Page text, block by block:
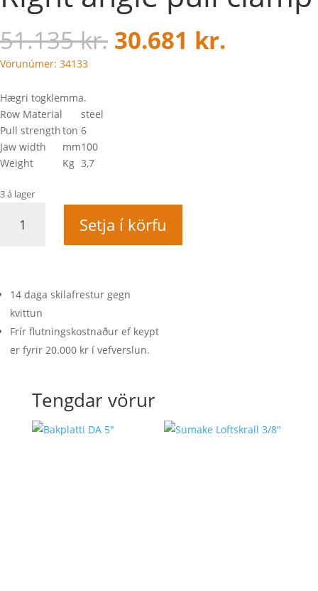
51.135kr. 30.681 kr.
Vörunúmer: 34133
Hægri togklemma.
Row Material
steel
Pull strengthton 6
Jaw width
mm100
Weight
Kg 3,7
3 á lager
angle
Setja í körfu
14 daga skilafrestur gegn
kvittun
Frír flutningskostnaður ef keypt
er fyrir 20.000 kr í vefverslun.
Tengdar vörur